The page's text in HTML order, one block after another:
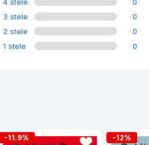
3 stele
0
2 stele
0
1 stele
0
-11.9% -12%